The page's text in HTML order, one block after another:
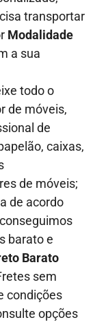
transportar
Modalidade
a sua
todo o
de móveis,
de
caixas,
de móveis;
de acordo
barato e
Barato
sem
condições
opções